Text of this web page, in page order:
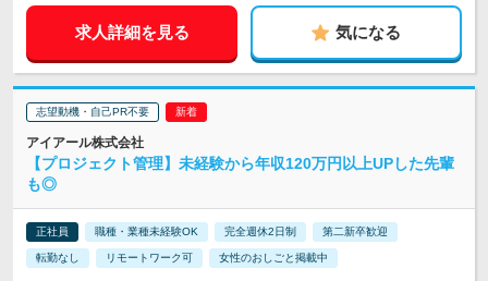
求人詳細を見る 気になる
志望動機・自己PR不要
アイアール株式会社
【プロジェクト管理】未経験から年収120万円以上UPした先輩
も◎
正社員 職種・業種未経験OK 完全週休2日制 第二新卒歓迎
転勤なし リモートワーク可 女性のおしごと掲載中